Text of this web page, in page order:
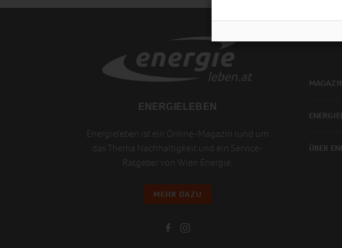
ENERGIELEBEN
Energieleben ist ein Online-Magazin rund um
das Thema Nachhaltigkeit und ein Service-
Ratgeber von Wien Energie.
MEHR DAZU
ÜBER